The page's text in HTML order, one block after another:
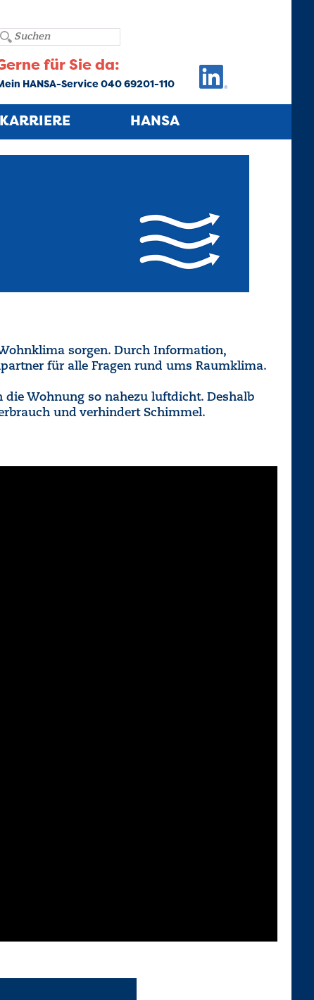
für Sie da:
HANSA-Service 040 69201-110
KARRIERE HANSA
sorgen. Durch Information,
für alle Fragen rund ums Raumklima.
Wohnung so nahezu luftdicht. Deshalb
und verhindert Schimmel.